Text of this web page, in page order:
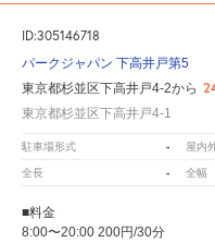
ID:305146718
パークジャパン 下高井戸第5
東京都杉並区下高井戸4-2から
東京都杉並区下高井戸4-1
駐車場形式 - 屋内
全長 - 全幅
■料金
8:00〜20:00 200円/30分